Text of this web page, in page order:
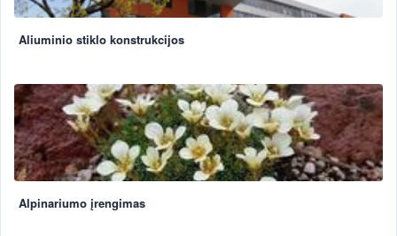
Aliuminio stiklo konstrukcijos
Alpinariumo įrengimas